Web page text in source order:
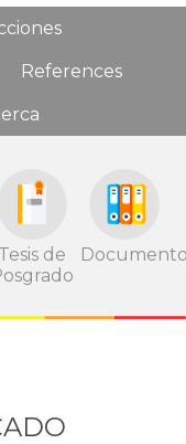
References
Tesis de